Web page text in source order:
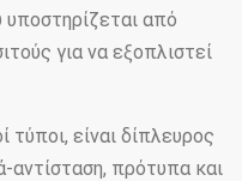
από
για να εξοπλιστεί
τύποι, είναι δίπλευρος
αντίσταση, πρότυπα και